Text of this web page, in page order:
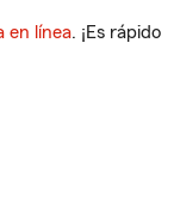
en línea. ¡Es rápido